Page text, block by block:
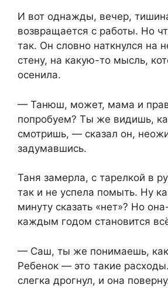
И вот однажды, вечер,
возвращается с работы. Но
так. Он словно наткнулся на
стену, на какую-то мысль,
осенила.
— Танюш, может, мама и
попробуем? Ты же видишь,
смотришь, — сказал он,
задумавшись.
Таня замерла, с тарелкой в
так и не успела помыть. Ну
минуту сказать «нет»? Но
каждым годом становится
— Саш, ты же понимаешь,
Ребенок — это такие
слегка дрогнул, и она